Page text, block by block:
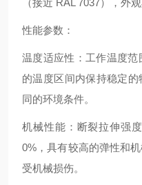
（接近 RAL 7037），外
性能参数：
温度适应性：工作温度
的温度区间内保持稳定
同的环境条件。
机械性能：断裂拉伸强
0%，具有较高的弹性和
受机械损伤。